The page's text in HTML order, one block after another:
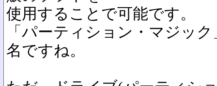
使用することで可能です。
「パーティション・マジッ
名ですね。